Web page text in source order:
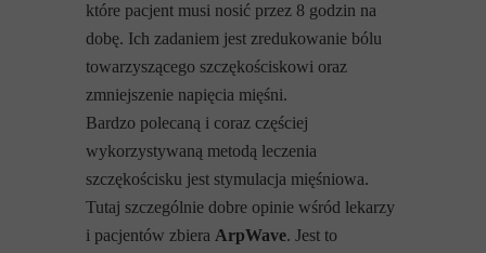
które pacjent musi nosić przez 8 godzin na
dobę. Ich zadaniem jest zredukowanie bólu
towarzyszącego szczękościskowi oraz
zmniejszenie napięcia mięśni.
Bardzo polecaną i coraz częściej
wykorzystywaną metodą leczenia
szczękościsku jest stymulacja mięśniowa.
Tutaj szczególnie dobre opinie wśród lekarzy
i pacjentów zbiera ArpWave. Jest to